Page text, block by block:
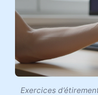
Exercices